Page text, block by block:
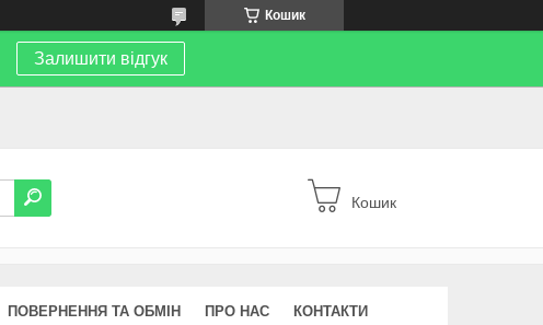
Кошик
Залишити відгук
Кошик
ПОВЕРНЕННЯ ТА ОБМІН ПРО НАС КОНТАКТИ